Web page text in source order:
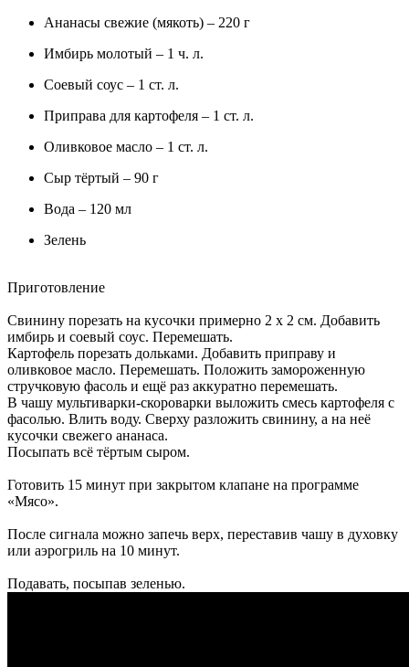
Ананасы свежие (мякоть) – 220 г
Имбирь молотый – 1 ч. л.
Соевый соус – 1 ст. л.
Приправа для картофеля – 1 ст. л.
Оливковое масло – 1 ст. л.
Сыр тёртый – 90 г
Вода – 120 мл
Зелень
Приготовление
Свинину порезать на кусочки примерно 2 х 2 см. Добавить
имбирь и соевый соус. Перемешать.
Картофель порезать дольками. Добавить приправу и
оливковое масло. Перемешать. Положить замороженную
стручковую фасоль и ещё раз аккуратно перемешать.
В чашу мультиварки-скороварки выложить смесь картофеля с
фасолью. Влить воду. Сверху разложить свинину, а на неё
кусочки свежего ананаса.
Посыпать всё тёртым сыром.
Готовить 15 минут при закрытом клапане на программе
«Мясо».
После сигнала можно запечь верх, переставив чашу в духовку
или аэрогриль на 10 минут.
Подавать, посыпав зеленью.